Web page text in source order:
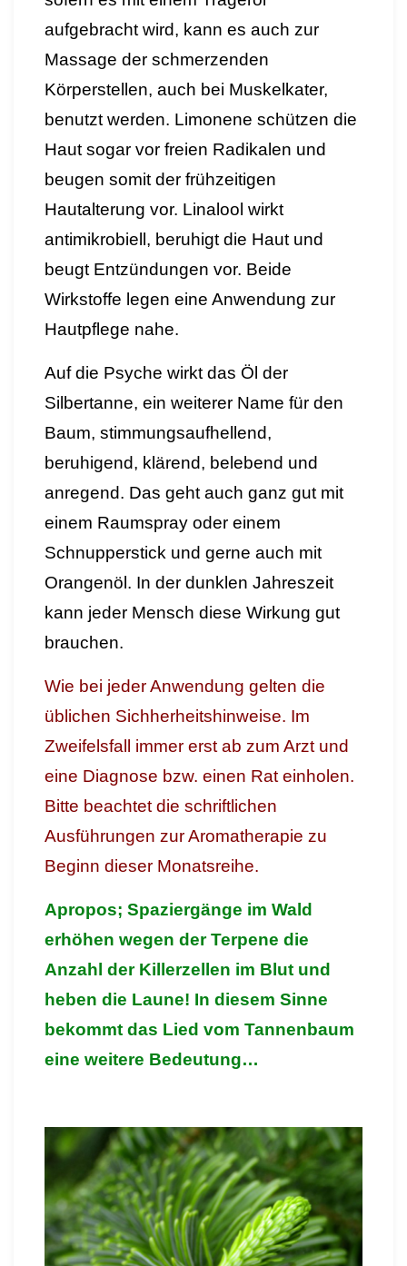
aufgebracht wird, kann es auch zur
Massage der schmerzenden
Körperstellen, auch bei Muskelkater,
benutzt werden. Limonene schützen die
Haut sogar vor freien Radikalen und
beugen somit der frühzeitigen
Hautalterung vor. Linalool wirkt
antimikrobiell, beruhigt die Haut und
beugt Entzündungen vor. Beide
Wirkstoffe legen eine Anwendung zur
Hautpflege nahe.
Auf die Psyche wirkt das Öl der
Silbertanne, ein weiterer Name für den
Baum, stimmungsaufhellend,
beruhigend, klärend, belebend und
anregend. Das geht auch ganz gut mit
einem Raumspray oder einem
Schnupperstick und gerne auch mit
Orangenöl. In der dunklen Jahreszeit
kann jeder Mensch diese Wirkung gut
brauchen.
Wie bei jeder Anwendung gelten die
üblichen Sichherheitshinweise. Im
Zweifelsfall immer erst ab zum Arzt und
eine Diagnose bzw. einen Rat einholen.
Bitte beachtet die schriftlichen
Ausführungen zur Aromatherapie zu
Beginn dieser Monatsreihe.
Apropos; Spaziergänge im Wald
erhöhen wegen der Terpene die
Anzahl der Killerzellen im Blut und
heben die Laune! In diesem Sinne
bekommt das Lied vom Tannenbaum
eine weitere Bedeutung…